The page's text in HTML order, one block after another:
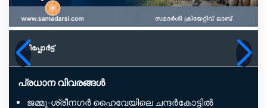
റിപ്പോര്‍ട്ട്
പ്രധാന വിവരങ്ങൾ
ജമ്മു-ശ്രീനഗർ ഹൈവേയിലെ ചന്ദർകോട്ടിൽ